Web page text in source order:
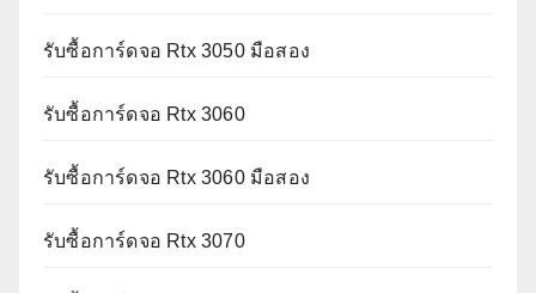
รับซื้อการ์ดจอ Rtx 3050 มือสอง
รับซื้อการ์ดจอ Rtx 3060
รับซื้อการ์ดจอ Rtx 3060 มือสอง
รับซื้อการ์ดจอ Rtx 3070